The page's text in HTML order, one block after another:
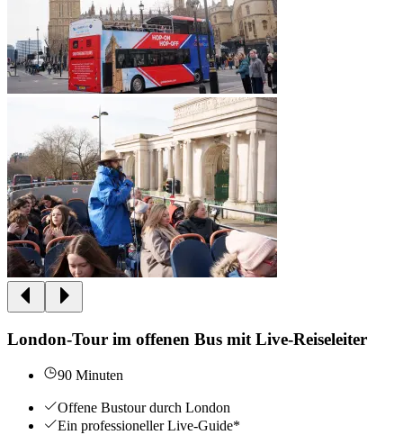
London-Tour im offenen Bus mit Live-Reiseleiter
90 Minuten
Offene Bustour durch London
Ein professioneller Live-Guide*